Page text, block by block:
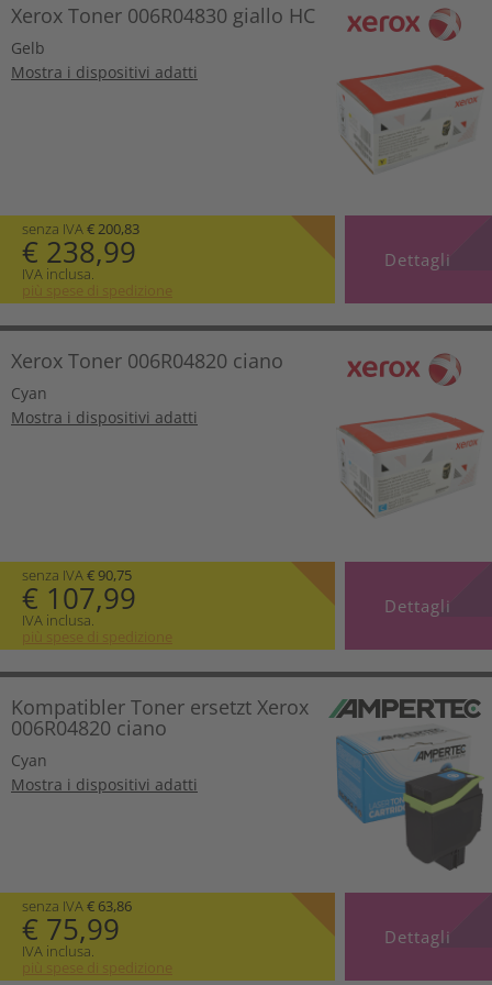
Xerox Toner 006R04830 giallo HC
Gelb
Mostra i dispositivi adatti
senza IVA€ 200,83
€ 238,99
IVA inclusa.
più spese di spedizione
Dettagli
Xerox Toner 006R04820 ciano
Cyan
Mostra i dispositivi adatti
senza IVA€ 90,75
€ 107,99
IVA inclusa.
più spese di spedizione
Dettagli
Kompatibler Toner ersetzt Xerox
006R04820 ciano
Cyan
Mostra i dispositivi adatti
senza IVA€ 63,86
€ 75,99
IVA inclusa.
più spese di spedizione
Dettagli